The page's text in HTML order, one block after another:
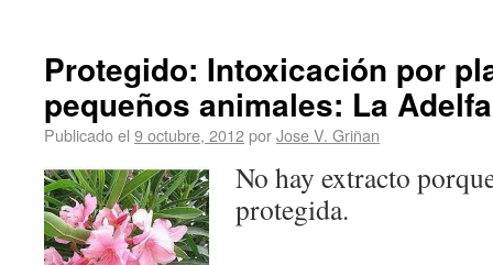
Protegido: Intoxicación por
pequeños animales: La
Publicado el 9 octubre, 2012porJose V. Griñan
No hay extracto
protegida.